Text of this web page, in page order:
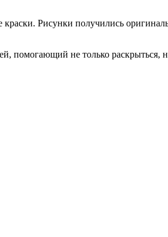
краски. Рисунки получились
помогающий не только раскрыться,